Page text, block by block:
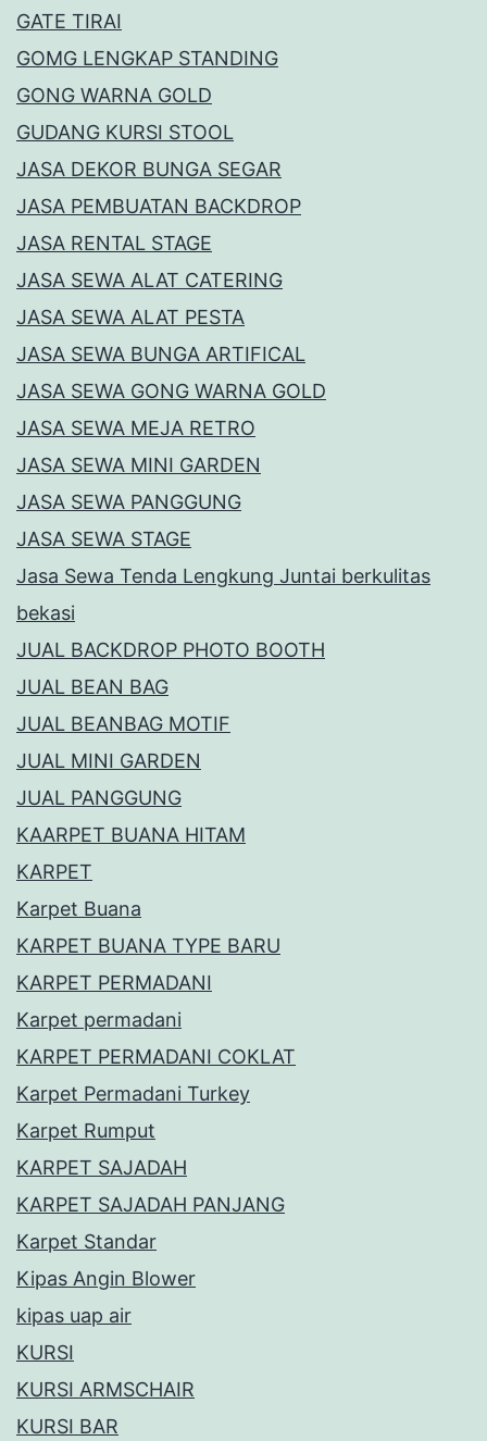
GATE TIRAI
GOMG LENGKAP STANDING
GONG WARNA GOLD
GUDANG KURSI STOOL
JASA DEKOR BUNGA SEGAR
JASA PEMBUATAN BACKDROP
JASA RENTAL STAGE
JASA SEWA ALAT CATERING
JASA SEWA ALAT PESTA
JASA SEWA BUNGA ARTIFICAL
JASA SEWA GONG WARNA GOLD
JASA SEWA MEJA RETRO
JASA SEWA MINI GARDEN
JASA SEWA PANGGUNG
JASA SEWA STAGE
Jasa Sewa Tenda Lengkung Juntai berkulitas
bekasi
JUAL BACKDROP PHOTO BOOTH
JUAL BEAN BAG
JUAL BEANBAG MOTIF
JUAL MINI GARDEN
JUAL PANGGUNG
KAARPET BUANA HITAM
KARPET
Karpet Buana
KARPET BUANA TYPE BARU
KARPET PERMADANI
Karpet permadani
KARPET PERMADANI COKLAT
Karpet Permadani Turkey
Karpet Rumput
KARPET SAJADAH
KARPET SAJADAH PANJANG
Karpet Standar
Kipas Angin Blower
kipas uap air
KURSI
KURSI ARMSCHAIR
KURSI BAR